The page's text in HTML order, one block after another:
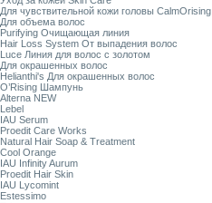
Для чувствительной кожи головы CalmOrising
Для объема волос
Purifying Очищающая линия
Hair Loss System От выпадения волос
Luce Линия для волос с золотом
Для окрашенных волос
Helianthi's Для окрашенных волос
O’Rising Шампунь
Alterna NEW
Lebel
IAU Serum
Proedit Care Works
Natural Hair Soap & Treatment
Cool Orange
IAU Infinity Aurum
Proedit Hair Skin
IAU Lycomint
Estessimo